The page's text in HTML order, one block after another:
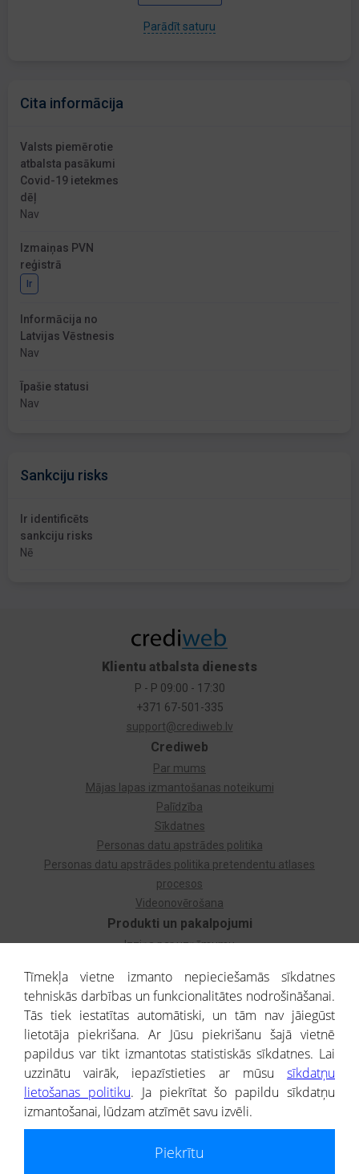
Parādīt saturu
Cita informācija
Valsts piemērotie
atbalsta pasākumi
Covid-19 ietekmes
dēļ
Nav
Izmaiņas PVN
reģistrā
Ir
Informācija no
Latvijas Vēstnesis
Nav
Īpašie statusi
Nav
Sankciju risks
Ir identificēts
sankciju risks
Nē
Produkti un pakalpojumi
Izziņa par uzņēmumu
Dzimtas koks
Uzņēmumu atlase
Monitorings
Kredītizziņa par ārvalstu uzņēmumiem
Crediweb
Par mums
Mājas lapas izmantošanas noteikumi
Palīdzība
Sīkdatnes
Personas datu apstrādes politika
Personas datu apstrādes politika pretendentu atlases
procesos
Videonovērošana
Klientu atbalsta dienests
P - P 09:00 - 17:30
+371 67-501-335
support@crediweb.lv
® CREDITREFORM Latvija
SIA
Tīmekļa vietne izmanto nepieciešamās sīkdatnes
tehniskās darbības un funkcionalitātes nodrošināšanai.
Tās tiek iestatītas automātiski, un tām nav jāiegūst
lietotāja piekrišana. Ar Jūsu piekrišanu šajā vietnē
papildus var tikt izmantotas statistiskās sīkdatnes. Lai
uzzinātu vairāk, iepazīstieties ar mūsu sīkdatņu
lietošanas politiku. Ja piekrītat šo papildu sīkdatņu
izmantošanai, lūdzam atzīmēt savu izvēli.
Piekrītu